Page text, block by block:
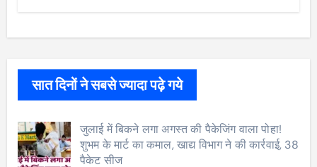
सात दिनों ने सबसे ज्यादा पढ़े गये
जुलाई में बिकने लगा अगस्त की पैकेजिंग वाला पोहा!
शुभम के मार्ट का कमाल, खाद्य विभाग ने की कार्रवाई, 38
पैकेट सीज